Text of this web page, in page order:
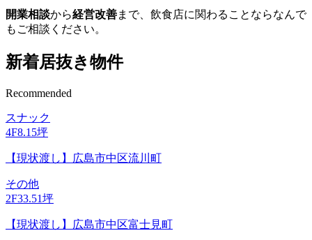
開業相談から経営改善まで、飲食店に関わることならなんで
もご相談ください。
新着居抜き物件
Recommended
スナック
4F8.15坪
【現状渡し】広島市中区流川町
その他
2F33.51坪
【現状渡し】広島市中区富士見町